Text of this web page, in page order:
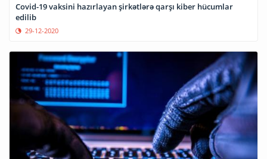
Covid-19 vaksini hazırlayan şirkətlərə qarşı kiber hücumlar
edilib
29-12-2020